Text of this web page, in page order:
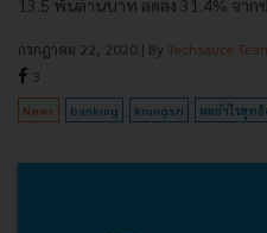
13.5 พันล้านบาท ลดลง 31.4% จากช่
กรกฎาคม 22, 2020 | By Techsauce
3
News banking krungsri ผลกำไรสุท